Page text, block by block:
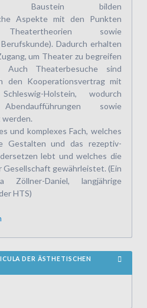
Baustein bilden
Aspekte mit den Punkten
Theatertheorien sowie
Dadurch erhalten
um Theater zu begreifen
Theaterbesuche sind
den Kooperationsvertrag mit
Holstein, wodurch
sowie
werden.
und komplexes Fach, welches
Gestalten und das rezeptiv-
lebt und welches die
Gesellschaft gewährleistet. (Ein
Daniel, langjährige
HTS)
DER ÄSTHETISCHEN